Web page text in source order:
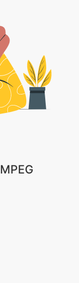
كيفية تحويل AVI إلى MPEG